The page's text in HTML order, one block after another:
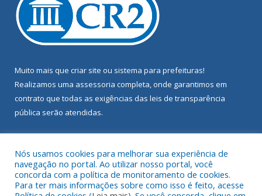
Muito mais que criar site ou sistema para prefeituras!
Realizamos uma assessoria completa, onde garantimos em
contrato que todas as exigências das leis de transparência
pública serão atendidas.
Nós usamos cookies para melhorar sua experiência de
navegação no portal. Ao utilizar nosso portal, você
concorda com a política de monitoramento de cookies.
Para ter mais informações sobre como isso é feito, acesse